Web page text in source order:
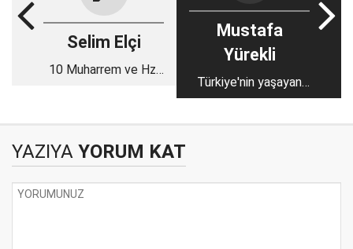
Selim Elçi
10 Muharrem ve Hz.
Mustafa
Yürekli
Türkiye'nin yaşayan
ilim hazinelerinden Ali
YAZIYA YORUM KAT